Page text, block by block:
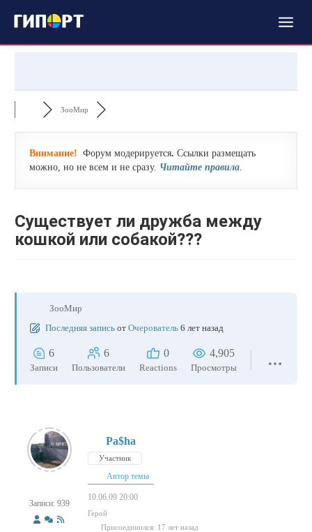
ЗооМир
Внимание! Форум модерируется. Ссылки размещать
можно, но не всем и не сразу. Читайте правила.
Существует ли дружба между
кошкой или собакой???
ЗооМир
Последняя запись от Очерователь 6 лет назад
6
Записи
6
Пользователи
0
Reactions
4,905
Просмотры
Записи: 939
Pa$ha
Участник
Автор темы
10.06.09 20:00
Герой
Присоединился: 17 лет назад